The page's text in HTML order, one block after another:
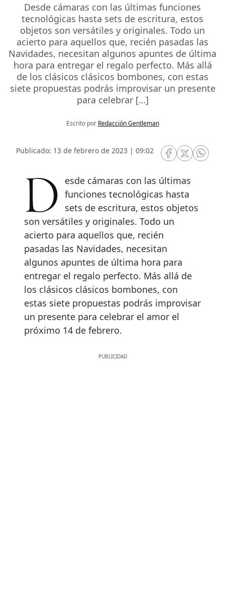
Desde cámaras con las últimas funciones
tecnológicas hasta sets de escritura, estos
objetos son versátiles y originales. Todo un
acierto para aquellos que, recién pasadas las
Navidades, necesitan algunos apuntes de última
hora para entregar el regalo perfecto. Más allá
de los clásicos clásicos bombones, con estas
siete propuestas podrás improvisar un presente
para celebrar […]
Escrito por Redacción Gentleman
Publicado: 13 de febrero de 2023 | 09:02
RRSS Facebook
RRSSRRSS
Desde cámaras con las últimas
funciones tecnológicas hasta
sets de escritura, estos objetos
son versátiles y originales. Todo un
acierto para aquellos que, recién
pasadas las Navidades, necesitan
algunos apuntes de última hora para
entregar el regalo perfecto. Más allá de
los clásicos clásicos bombones, con
estas siete propuestas podrás improvisar
un presente para celebrar el amor el
próximo 14 de febrero.